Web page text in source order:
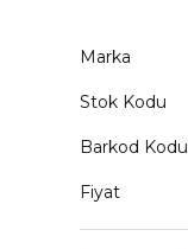
Marka
Stok Kodu
Barkod Kodu
Fiyat